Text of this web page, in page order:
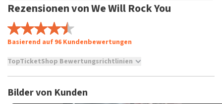
Rezensionen von We Will Rock You
Basierend auf 96 Kundenbewertungen
TopTicketShop Bewertungsrichtlinien
Es ist nicht möglich, eine Bewertung abzugeben, wenn du
Bilder von Kunden